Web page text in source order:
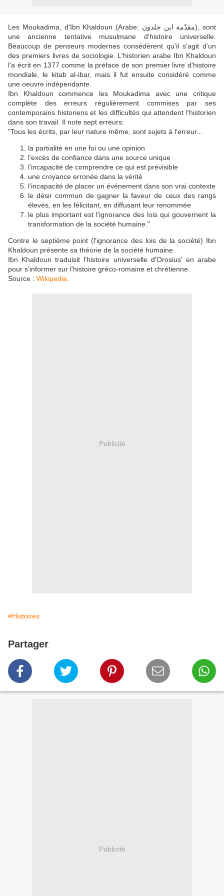
Les Moukadima, d'Ibn Khaldoun (Arabe: مقدّمة ابن خلدون), sont
une ancienne tentative musulmane d'histoire universelle.
Beaucoup de penseurs modernes consédèrent qu'il s'agit d'un
des premiers livres de sociologie. L'historien arabe Ibn Khaldoun
l'a écrit en 1377 comme la préface de son premier livre d'histoire
mondiale, le kitab al-ibar, mais il fut ensuite considéré comme
une oeuvre indépendante.
Ibn Khaldoun commence les Moukadima avec une critique
complète des erreurs régulièrement commises par ses
contemporains historiens et les difficultés qui attendent l'historien
dans son travail. Il note sept erreurs:
"Tous les écrits, par leur nature même, sont sujets à l'erreur...
la partialité en une foi ou une opinion
l'excès de confiance dans une source unique
l'incapacité de comprendre ce qui est prévisible
une croyance erronée dans la vérité
l'incapacité de placer un événement dans son vrai contexte
le désir commun de gagner la faveur de ceux des rangs
élevés, en les félicitant, en diffusant leur renommée
le plus important est l'ignorance des lois qui gouvernent la
transformation de la société humaine."
Contre le septième point (l'ignorance des lois de la société) Ibn
Khaldoun présente sa théorie de la société humaine.
Ibn Khaldoun traduisit l'histoire universelle d'Orosius' en arabe
pour s'informer sur l'histoire gréco-romaine et chrétienne.
Source : Wikipedia
Publicité
#Histoires
Partager
Publicité